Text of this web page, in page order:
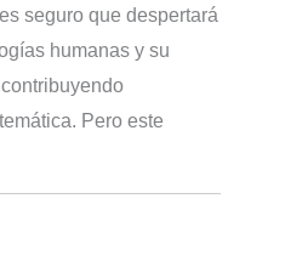
seguro que despertará
humanas y su
Pero este